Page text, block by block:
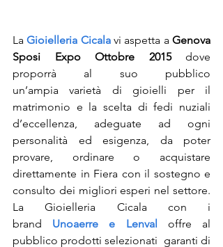
La Gioielleria Cicala vi aspetta a Genova
Sposi Expo Ottobre 2015 dove
proporrà al suo pubblico
un’ampia varietà di gioielli per il
matrimonio e la scelta di fedi nuziali
d’eccellenza, adeguate ad ogni
personalità ed esigenza, da poter
provare, ordinare o acquistare
direttamente in Fiera con il sostegno e
consulto dei migliori esperi nel settore.
La Gioielleria Cicala con i
brand Unoaerre e Lenval
offre al
pubblico prodotti selezionati  garanti di